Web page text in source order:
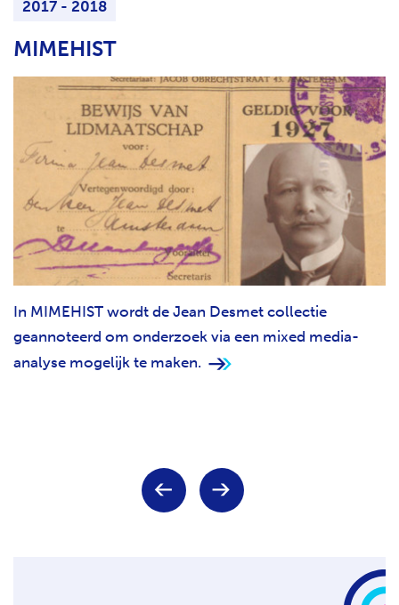
2017 - 2018
MIMEHIST
In MIMEHIST wordt de Jean Desmet collectie
geannoteerd om onderzoek via een mixed media-
analyse mogelijk te maken.
paginanummer
V
o
r
l